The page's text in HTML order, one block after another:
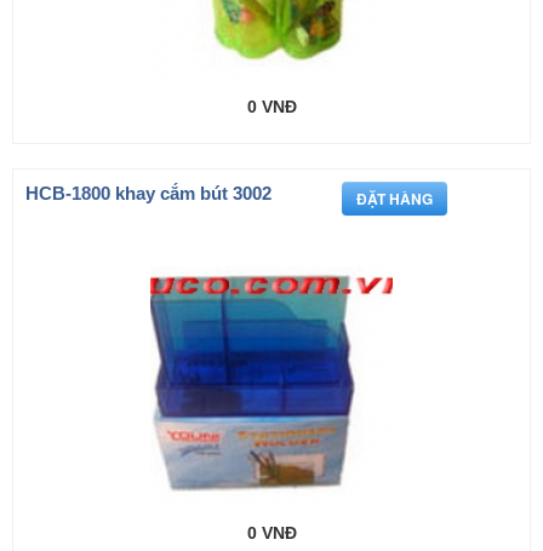
0 VNĐ
HCB-1800 khay cắm bút 3002
0 VNĐ